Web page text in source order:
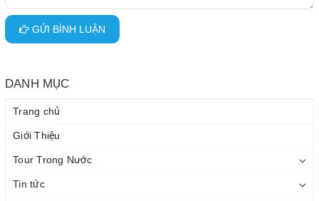
GỬI BÌNH LUẬN
DANH MỤC
Trang chủ
Giới Thiệu
Tour Trong Nước
Tin tức